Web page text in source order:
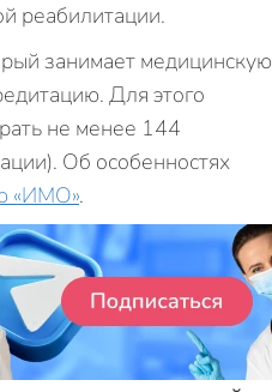
реабилитации.
занимает медицинскую
Для этого
не менее 144
Об особенностях
«ИМО».